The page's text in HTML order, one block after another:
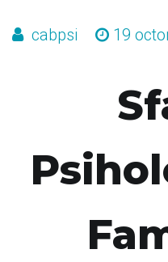
cabpsi 19